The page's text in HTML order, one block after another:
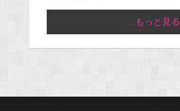
...もっと見る